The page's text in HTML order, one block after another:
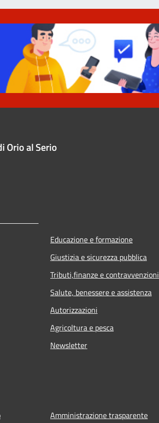
Orio al Serio
Educazione e formazione
Giustizia e sicurezza pubblica
Tributi,finanze e contravvenzioni
Salute, benessere e assistenza
Autorizzazioni
Agricoltura e pesca
Newsletter
Amministrazione trasparente